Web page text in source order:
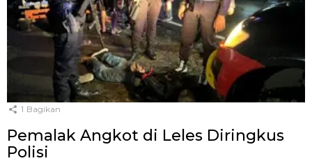
1 Bagikan
Pemalak Angkot di Leles Diringkus
Polisi